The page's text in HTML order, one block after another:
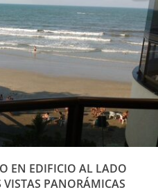
EN EDIFICIO AL LADO
PANORÁMICAS